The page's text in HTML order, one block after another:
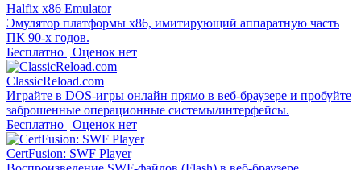
Halfix x86 Emulator
Эмулятор платформы x86, имитирующий аппаратную часть
ПК 90-х годов.
Бесплатно | Оценок нет
ClassicReload.com
Играйте в DOS-игры онлайн прямо в веб-браузере и пробуйте
заброшенные операционные системы/интерфейсы.
Бесплатно | Оценок нет
CertFusion: SWF Player